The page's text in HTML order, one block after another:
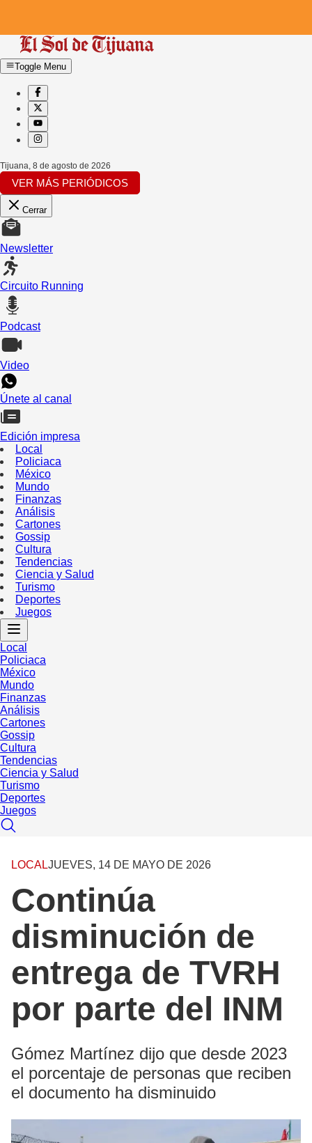
Toggle Menu
Tijuana 8 de agosto de 2026
VER MÁS PERIÓDICOS
Cerrar
Newsletter
Circuito Running
Podcast
Video
Únete al canal
Edición impresa
Local
Policiaca
México
Mundo
Finanzas
Análisis
Cartones
Gossip
Cultura
Tendencias
Ciencia y Salud
Turismo
Deportes
Juegos
Local
Policiaca
México
Mundo
Finanzas
Análisis
Cartones
Gossip
Cultura
Tendencias
Ciencia y Salud
Turismo
Deportes
Juegos
LOCALJUEVES, 14 DE MAYO DE 2026
Continúa
disminución de
entrega de TVRH
por parte del INM
Gómez Martínez dijo que desde 2023
el porcentaje de personas que reciben
el documento ha disminuido